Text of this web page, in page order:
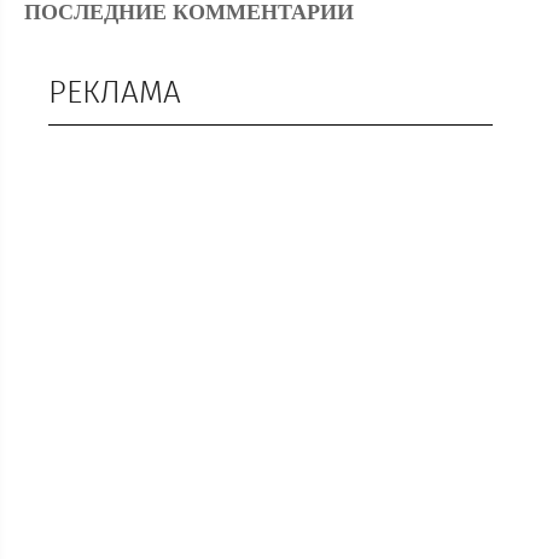
ПОСЛЕДНИЕ КОММЕНТАРИИ
РЕКЛАМА